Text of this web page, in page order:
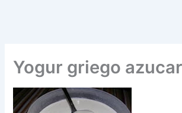
Yogur griego